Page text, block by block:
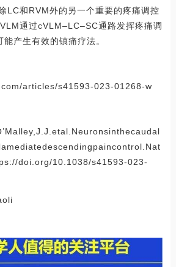
LC和RVM外的另一个重要的疼痛调控
通过cVLM–LC–SC通路发挥疼痛调
产生有效的镇痛疗法。
articles/s41593-023-01268-w
doi.org/10.1038/s41593-023-